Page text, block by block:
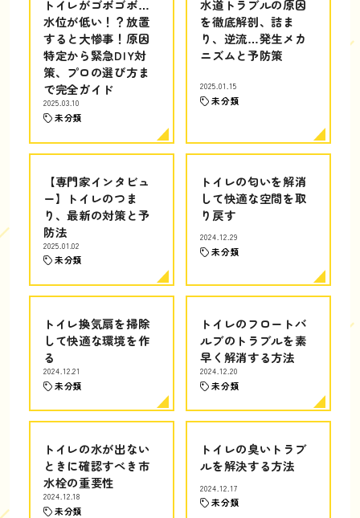
トイレがゴボゴボ…
水位が低い！？放置
すると大惨事！原因
特定から緊急DIY対
策、プロの選び方ま
で完全ガイド
2025.03.10
未分類
水道トラブルの原因
を徹底解剖、詰ま
り、逆流…発生メカ
ニズムと予防策
2025.01.15
未分類
【専門家インタビュ
ー】トイレのつま
り、最新の対策と予
防法
2025.01.02
未分類
トイレの匂いを解消
して快適な空間を取
り戻す
2024.12.29
未分類
トイレ換気扇を掃除
して快適な環境を作
る
2024.12.21
未分類
トイレのフロートバ
ルブのトラブルを素
早く解消する方法
2024.12.20
未分類
トイレの水が出ない
ときに確認すべき市
水栓の重要性
2024.12.18
未分類
トイレの臭いトラブ
ルを解決する方法
2024.12.17
未分類